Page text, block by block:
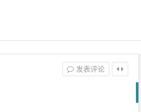
发表评论